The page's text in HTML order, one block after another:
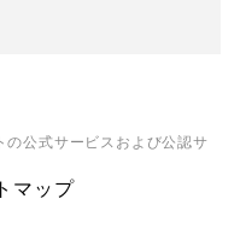
公式サービスおよび公認サ
マップ